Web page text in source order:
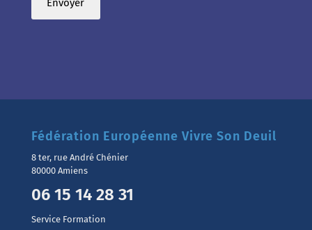
Fédération Européenne Vivre Son Deuil
8 ter, rue André Chénier
80000 Amiens
06 15 14 28 31
Service Formation